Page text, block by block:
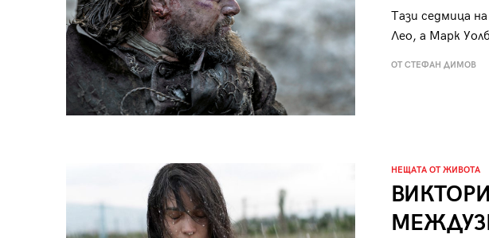
Тази седмица
Лео, а Марк
ОТ СТЕФАН ДИМОВ
НЕЩАТА ОТ ЖИВОТА